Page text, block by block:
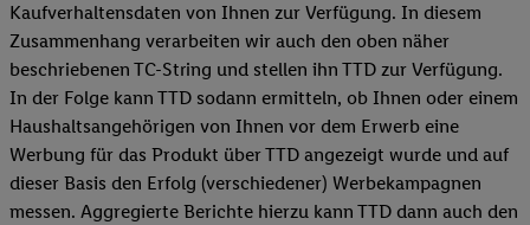
Kaufverhaltensdaten von Ihnen zur Verfügung. In diesem
Zusammenhang verarbeiten wir auch den oben näher
beschriebenen TC-String und stellen ihn TTD zur Verfügung.
In der Folge kann TTD sodann ermitteln, ob Ihnen oder einem
Haushaltsangehörigen von Ihnen vor dem Erwerb eine
Werbung für das Produkt über TTD angezeigt wurde und auf
dieser Basis den Erfolg (verschiedener) Werbekampagnen
messen. Aggregierte Berichte hierzu kann TTD dann auch den